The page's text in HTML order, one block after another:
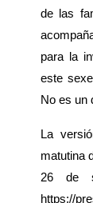
de las
para la
este
No es un
La
matutina
26 de
https://